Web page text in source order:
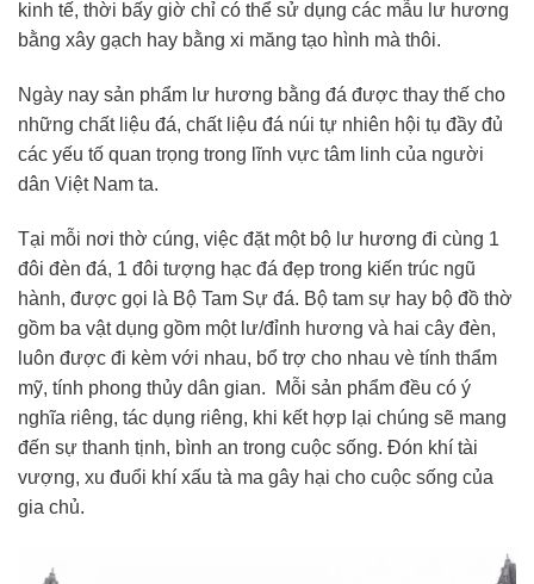
kinh tế, thời bấy giờ chỉ có thể sử dụng các mẫu lư hương
bằng xây gạch hay bằng xi măng tạo hình mà thôi.
Ngày nay sản phẩm lư hương bằng đá được thay thế cho
những chất liệu đá, chất liệu đá núi tự nhiên hội tụ đầy đủ
các yếu tố quan trọng trong lĩnh vực tâm linh của người
dân Việt Nam ta.
Tại mỗi nơi thờ cúng, việc đặt một bộ lư hương đi cùng 1
đôi đèn đá, 1 đôi tượng hạc đá đẹp trong kiến trúc ngũ
hành, được gọi là Bộ Tam Sự đá. Bộ tam sự hay bộ đồ thờ
gồm ba vật dụng gồm một lư/đỉnh hương và hai cây đèn,
luôn được đi kèm với nhau, bổ trợ cho nhau vè tính thẩm
mỹ, tính phong thủy dân gian. Mỗi sản phẩm đều có ý
nghĩa riêng, tác dụng riêng, khi kết hợp lại chúng sẽ mang
đến sự thanh tịnh, bình an trong cuộc sống. Đón khí tài
vượng, xu đuổi khí xấu tà ma gây hại cho cuộc sống của
gia chủ.